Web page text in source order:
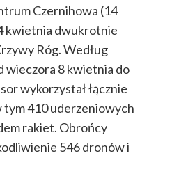
Czernihowa (14
kwietnia dwukrotnie
Róg. Według
wieczora 8 kwietnia do
wykorzystał łącznie
tym 410 uderzeniowych
rakiet. Obrońcy
546 dronów i